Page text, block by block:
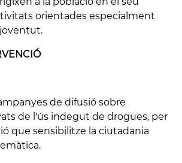
orientades especialment
de difusió sobre
de l'ús indegut de drogues, per
que sensibilitze la ciutadania